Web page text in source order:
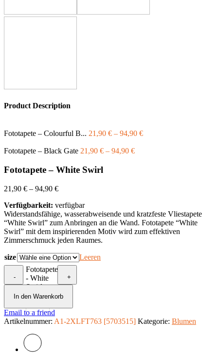
Product Description
Fototapete – Colourful B... 21,90 € – 94,90 €
Fototapete – Black Gate 21,90 € – 94,90 €
Fototapete – White Swirl
21,90 € – 94,90 €
Verfügbarkeit: verfügbar
Widerstandsfähige, wasserabweisende und kratzfeste Vliestapete
“White Swirl” zum Anbringen an die Wand. Fototapete “White
Swirl” mit dem inspirierenden Motiv wird zum effektiven
Zimmerschmuck jeden Raumes.
size Leeren
-
Fototapete
- White
Swirl
Menge
+
In den Warenkorb
Email to a friend
Artikelnummer: A1-2XLFT763 [5703515] Kategorie: Blumen